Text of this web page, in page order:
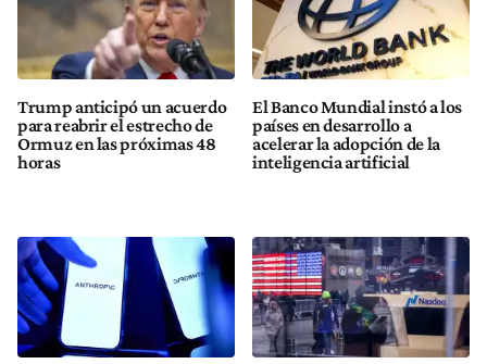
Trump anticipó un acuerdo
para reabrir el estrecho de
Ormuz en las próximas 48
horas
El Banco Mundial instó a los
países en desarrollo a
acelerar la adopción de la
inteligencia artificial